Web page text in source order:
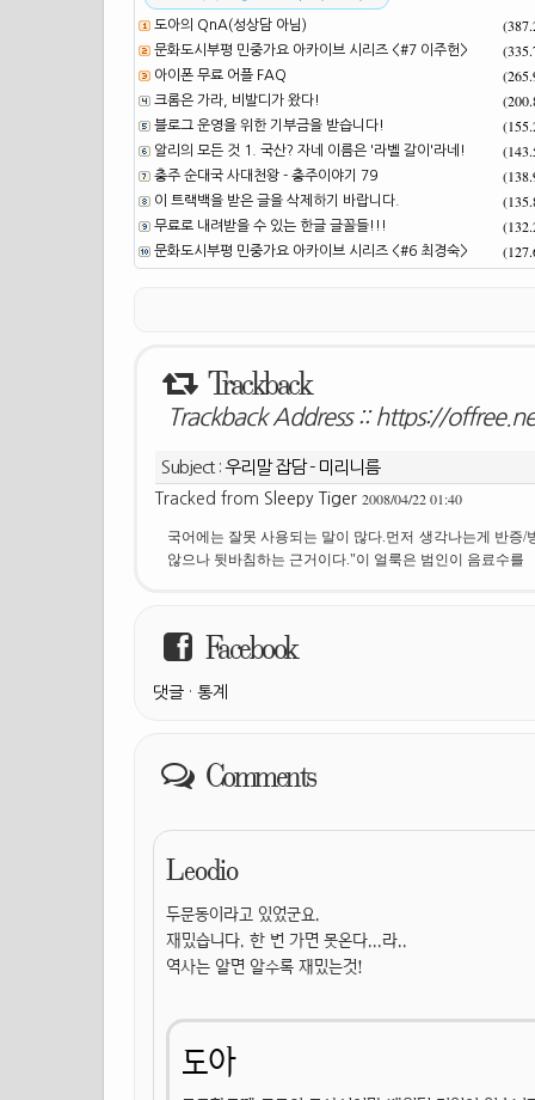
도아의 QnA(성상담 아님)
문화도시부평 민중가요 아카이브 시리즈 <#7 이주헌>
아이폰 무료 어플 FAQ
크롬은 가라, 비발디가 왔다!
블로그 운영을 위한 기부금을 받습니다!
알리의 모든 것 1. 국산? 자네 이름은 '라벨 갈이'라네!
충주 순대국 사대천왕 - 충주이야기 79
이 트랙백을 받은 글을 삭제하기 바랍니다.
무료로 내려받을 수 있는 한글 글꼴들!!!
문화도시부평 민중가요 아카이브 시리즈 <#6 최경숙>
Trackback
Trackback Address :: https://
Subject : 우리말 잡담 - 미리니름
Tracked from Sleepy Tiger 2008/04/22 01:40
국어에는 잘못 사용되는 말이 많다.먼저 생각나는게 반증
않으나 뒷바침하는 근거이다."이 얼룩은 범인이 음료수를
Facebook
댓글 · 통계
Comments
Leodio
두문동이라고 있었군요.
재밌습니다. 한 번 가면 못온다...라..
역사는 알면 알수록 재밌는것!
도아